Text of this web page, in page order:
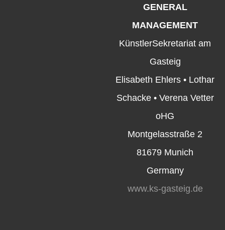
GENERAL
MANAGEMENT
KünstlerSekretariat am
Gasteig
Elisabeth Ehlers • Lothar
Schacke • Verena Vetter
oHG
Montgelasstraße 2
81679 Munich
Germany
www.ks-gasteig.de